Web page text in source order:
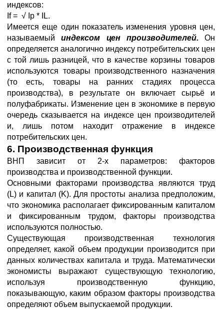
индексов:
If = √ Ip * IL.
Имеется еще один показатель изменения уровня цен,
называемыйиндексом цен производителей. Он
определяется аналогично индексу потребительских цен
с той лишь разницей, что в качестве корзины товаров
используются товары производственного назначения
(то есть, товары на ранних стадиях процесса
производства), в результате он включает сырьё и
полуфабрикаты. Изменение цен в экономике в первую
очередь сказывается на индексе цен производителей
и, лишь потом находит отражение в индексе
потребительских цен.
6. Производственная функция
ВНП зависит от 2-х параметров: факторов
производства и производственной функции.
Основными факторами производства являются труд
(L) и капитал (K). Для простоты анализа предположим,
что экономика располагает фиксированным капиталом
и фиксированным трудом, факторы производства
используются полностью.
Существующая производственная технология
определяет, какой объем продукции производится при
данных количествах капитала и труда. Математически
экономисты выражают существующую технологию,
используя производственную функцию,
показывающую, каким образом факторы производства
определяют объем выпускаемой продукции.